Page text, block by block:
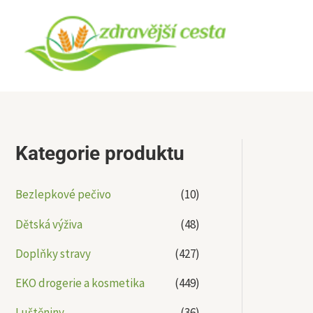
obsah
Kategorie produktu
Bezlepkové pečivo
(10)
Dětská výživa
(48)
Doplňky stravy
(427)
EKO drogerie a kosmetika
(449)